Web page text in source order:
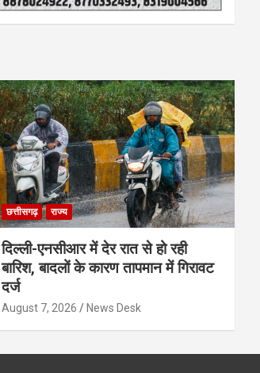
छत्तीसगढ़ राज्य
दिल्ली-एनसीआर में देर रात से हो रही
बारिश, बादलों के कारण तापमान में गिरावट
दर्ज
August 7, 2026 News Desk